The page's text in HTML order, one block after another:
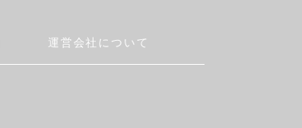
運営会社について